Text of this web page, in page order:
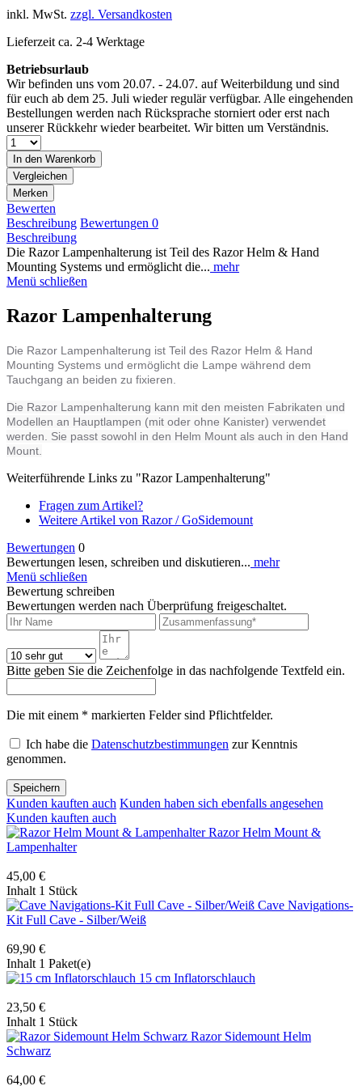
inkl. MwSt. zzgl. Versandkosten
Lieferzeit ca. 2-4 Werktage
Betriebsurlaub
Wir befinden uns vom 20.07. - 24.07. auf Weiterbildung und sind
für euch ab dem 25. Juli wieder regulär verfügbar. Alle eingehenden
Bestellungen werden nach Rücksprache storniert oder erst nach
unserer Rückkehr wieder bearbeitet. Wir bitten um Verständnis.
In den Warenkorb
Vergleichen
Merken
Bewerten
Beschreibung Bewertungen 0
Beschreibung
Die Razor Lampenhalterung ist Teil des Razor Helm & Hand
Mounting Systems und ermöglicht die... mehr
Menü schließen
Razor Lampenhalterung
Die Razor Lampenhalterung ist Teil des Razor Helm & Hand
Mounting Systems und ermöglicht die Lampe während dem
Tauchgang an beiden zu fixieren.
Die Razor Lampenhalterung kann mit den meisten Fabrikaten und
Modellen an Hauptlampen (mit oder ohne Kanister) verwendet
werden. Sie passt sowohl in den Helm Mount als auch in den Hand
Mount.
Weiterführende Links zu "Razor Lampenhalterung"
Fragen zum Artikel?
Weitere Artikel von Razor / GoSidemount
Bewertungen 0
Bewertungen lesen, schreiben und diskutieren... mehr
Menü schließen
Bewertung schreiben
Bewertungen werden nach Überprüfung freigeschaltet.
Bitte geben Sie die Zeichenfolge in das nachfolgende Textfeld ein.
Die mit einem * markierten Felder sind Pflichtfelder.
Ich habe die Datenschutzbestimmungen zur Kenntnis
genommen.
Speichern
Kunden kauften auch Kunden haben sich ebenfalls angesehen
Kunden kauften auch
Razor Helm Mount &
Lampenhalter
45,00 €
Inhalt 1 Stück
Cave Navigations-
Kit Full Cave - Silber/Weiß
69,90 €
Inhalt 1 Paket(e)
15 cm Inflatorschlauch
23,50 €
Inhalt 1 Stück
Razor Sidemount Helm
Schwarz
64,00 €